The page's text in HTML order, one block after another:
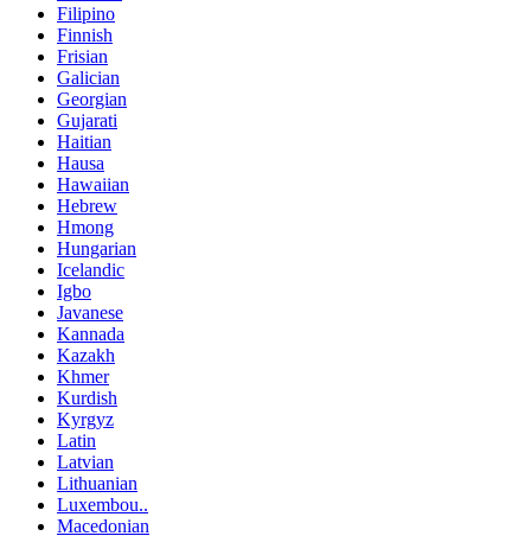
Filipino
Finnish
Frisian
Galician
Georgian
Gujarati
Haitian
Hausa
Hawaiian
Hebrew
Hmong
Hungarian
Icelandic
Igbo
Javanese
Kannada
Kazakh
Khmer
Kurdish
Kyrgyz
Latin
Latvian
Lithuanian
Luxembou..
Macedonian